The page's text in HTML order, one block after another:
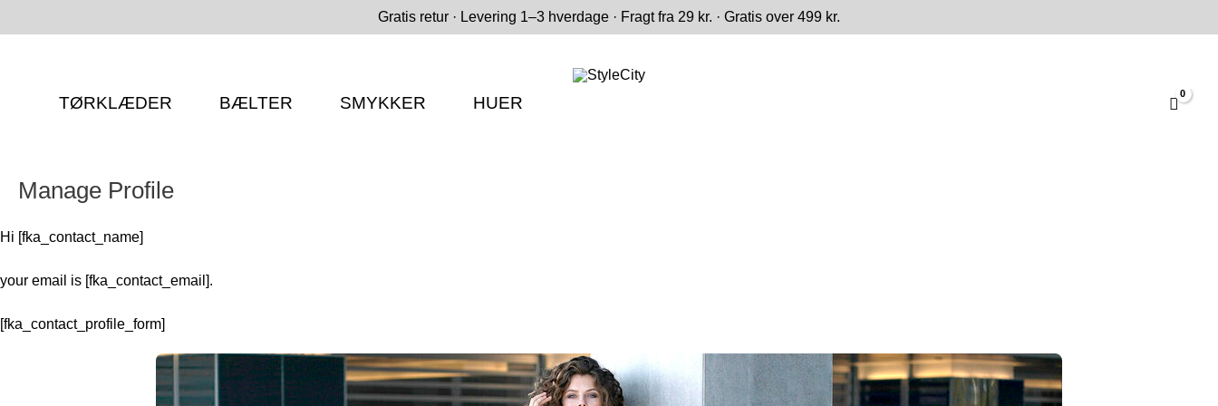
til
Gratis retur · Levering 1–3 hverdage · Fragt fra 29 kr. · Gratis over 499 kr.
TØRKLÆDER BÆLTER SMYKKER HUER
Manage Profile
Hi [fka_contact_name]
your email is [fka_contact_email].
[fka_contact_profile_form]